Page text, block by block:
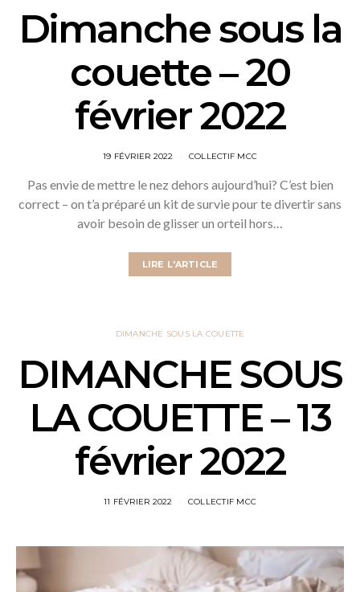
Dimanche sous la
couette – 20
février 2022
19 FÉVRIER 2022 COLLECTIF MCC
Pas envie de mettre le nez dehors aujourd’hui? C’est bien
correct – on t’a préparé un kit de survie pour te divertir sans
avoir besoin de glisser un orteil hors…
LIRE L'ARTICLE
DIMANCHE SOUS LA COUETTE
DIMANCHE SOUS
LA COUETTE – 13
février 2022
11 FÉVRIER 2022 COLLECTIF MCC